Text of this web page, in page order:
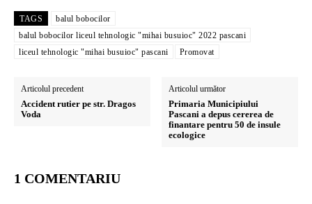
TAGS
balul bobocilor
balul bobocilor liceul tehnologic "mihai busuioc" 2022 pascani
liceul tehnologic "mihai busuioc" pascani
Promovat
Articolul precedent
Accident rutier pe str. Dragos
Voda
Articolul următor
Primaria Municipiului
Pascani a depus cererea de
finantare pentru 50 de insule
ecologice
1 COMENTARIU